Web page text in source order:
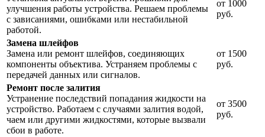
улучшения работы устройства. Решаем проблемы
с зависаниями, ошибками или нестабильной
работой.
от 1000
руб.
Замена шлейфов
Замена или ремонт шлейфов, соединяющих
компоненты объектива. Устраняем проблемы с
передачей данных или сигналов.
от 1500
руб.
Ремонт после залития
Устранение последствий попадания жидкости на
устройство. Работаем с случаями залития водой,
чаем или другими жидкостями, которые вызвали
сбои в работе.
от 3500
руб.